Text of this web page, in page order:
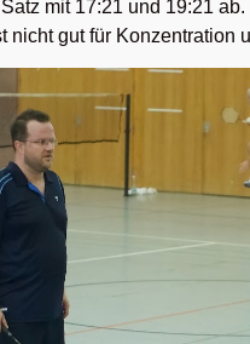
mit 17:21 und 19:21 ab.
nicht gut für Konzentration